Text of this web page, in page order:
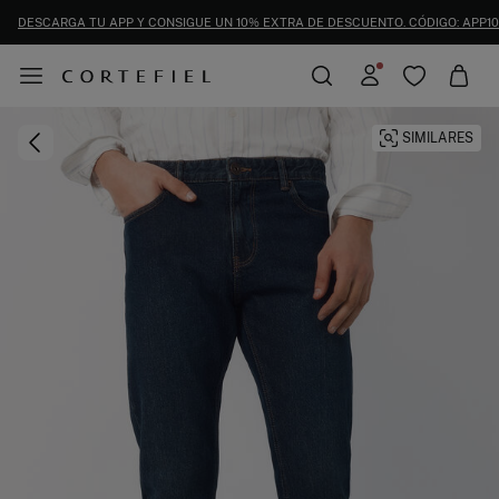
DESCARGA TU APP Y CONSIGUE UN 10% EXTRA DE DESCUENTO. CÓDIGO: APP10
SIMILARES